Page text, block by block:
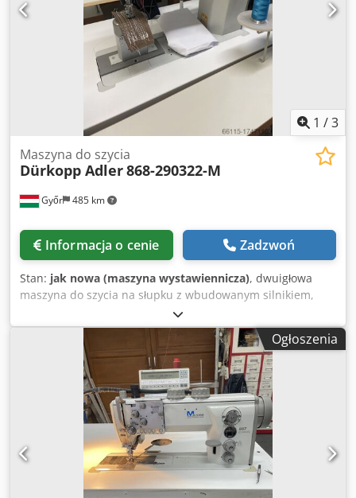
1 /3
Győr 485 km
Maszyna do szycia
Dürkopp Adler868-290322-M
Informacja o cenie Zadzwoń
Stan: jak nowa (maszyna wystawiennicza), dwuigłowa
maszyna do szycia na słupku z wbudowanym silnikiem,
zapewniająca doskonałe szwy górne Pełna automatyka
Maks. długość ściegu 12 mm Maks. skok naprzemiennych
stopek szyjących 9 mm Maks. rozmiar nici Nm 10/3
Dodpfouzgx Uox Apvjck Maks. prędkość szycia do 2.500
ściegów/min. Odległości między igłami do 30 mm Maks.
podnoszenie stopki do 20 mm
Ogłoszenia